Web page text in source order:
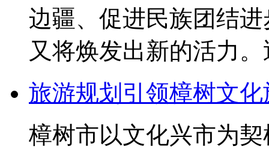
边疆、促进民族团结
又将焕发出新的活力
旅游规划引领樟树文
樟树市以文化兴市为